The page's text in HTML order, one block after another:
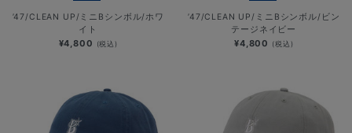
’47/CLEAN UP/ミニBシンボル/ホワ
イト
¥4,800 (税込)
’47/CLEAN UP/ミニBシンボル/ビン
テージネイビー
¥4,800 (税込)